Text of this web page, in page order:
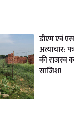
डीएम एवं
अत्याचार:
की राजस्व
साजिश!